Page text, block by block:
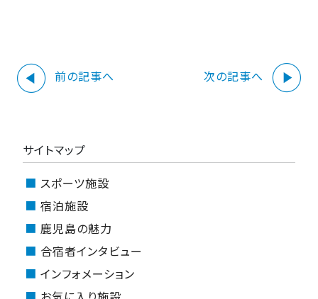
play_circle 前の記事へ 次の記事へ play_circle
サイトマップ
スポーツ施設
宿泊施設
鹿児島の魅力
合宿者インタビュー
インフォメーション